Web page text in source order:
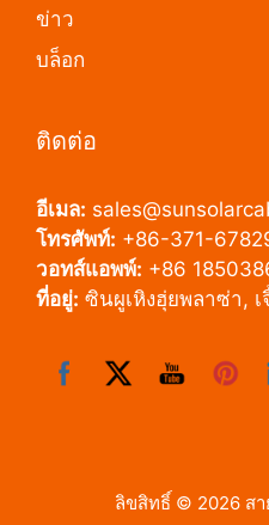
ข่าว
บล็อก
ติดต่อ
อีเมล:
โทรศัพท์: +86-371-
วอทส์แอพพ์: +86
ที่อยู่: ซินผูเหิงฮุ่ยพลาซ่า, เ
ลิขสิทธิ์ © 2026 สา